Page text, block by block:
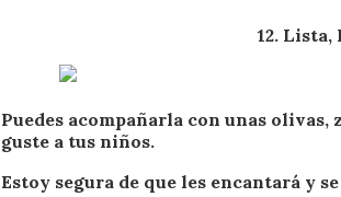
12.
Puedes acompañarla con unas olivas,
guste a tus niños.
Estoy segura de que les encantará y